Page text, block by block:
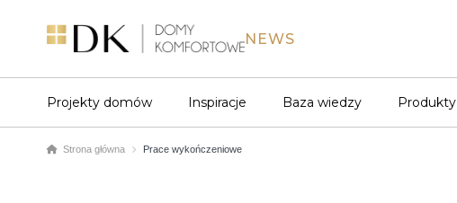
NEWS
Projekty domów Inspiracje Baza wiedzy Produkty
Strona główna Prace wykończeniowe